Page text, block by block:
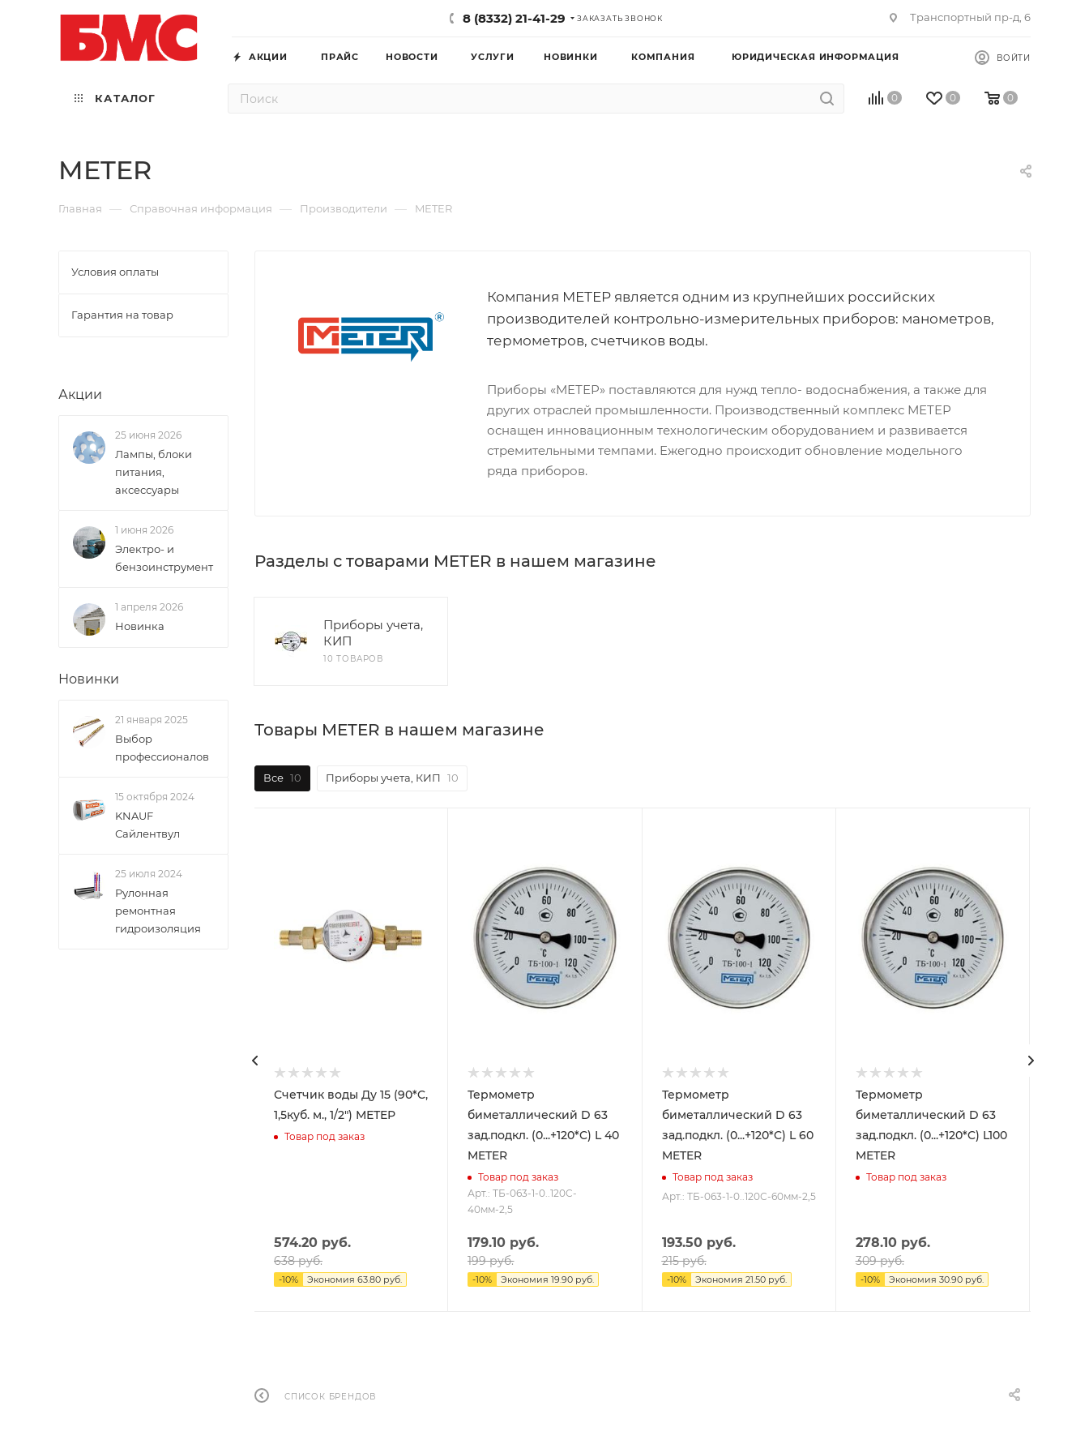
8 (8332) 21-41-29 ЗАКАЗАТЬ ЗВОНОК Транспортный пр-д, 6
АКЦИИ ПРАЙС НОВОСТИ УСЛУГИ НОВИНКИ КОМПАНИЯ ЮРИДИЧЕСКАЯ ИНФОРМАЦИЯ ВОЙТИ
КАТАЛОГ 0 0 0
METER
Главная — Справочная информация — Производители — METER
Компания МЕТЕР является одним из крупнейших российских
производителей контрольно-измерительных приборов: манометров,
термометров, счетчиков воды.
Приборы «МЕТЕР» поставляются для нужд тепло- водоснабжения, а также для
других отраслей промышленности. Производственный комплекс МЕТЕР
оснащен инновационным технологическим оборудованием и развивается
стремительными темпами. Ежегодно происходит обновление модельного
ряда приборов.
Разделы с товарами METER в нашем магазине
Приборы учета,
КИП
10 ТОВАРОВ
Товары METER в нашем магазине
Все 10 Приборы учета, КИП 10
Счетчик воды Ду 15 (90*C,
1,5куб. м., 1/2") МЕТЕР
Товар под заказ
574.20 руб.
638руб.
-10% Экономия 63.80 руб.
Термометр
биметаллический D 63
зад.подкл. (0...+120*C) L 40
METER
Товар под заказ
Арт.: ТБ-063-1-0..120C-
40мм-2,5
179.10 руб.
199руб.
-10% Экономия 19.90 руб.
Термометр
биметаллический D 63
зад.подкл. (0...+120*C) L 60
METER
Товар под заказ
Арт.: ТБ-063-1-0..120С-60мм-2,5
193.50руб.
215руб.
-10% Экономия 21.50руб.
Термометр
биметаллический D 63
зад.подкл. (0...+120*C) L100
METER
Товар под заказ
278.10руб.
309руб.
-10% Экономия 30.90руб.
СПИСОК БРЕНДОВ
Условия оплаты
Гарантия на товар
Акции
25 июня 2026
Лампы, блоки
питания,
аксессуары
1 июня 2026
Электро- и
бензоинструмент
1 апреля 2026
Новинка
Новинки
21 января 2025
Выбор
профессионалов
15 октября 2024
KNAUF
Сайлентвул
25 июля 2024
Рулонная
ремонтная
гидроизоляция